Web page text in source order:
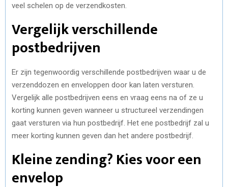
veel schelen op de verzendkosten.
Vergelijk verschillende
postbedrijven
Er zijn tegenwoordig verschillende postbedrijven waar u de
verzenddozen en enveloppen door kan laten versturen.
Vergelijk alle postbedrijven eens en vraag eens na of ze u
korting kunnen geven wanneer u structureel verzendingen
gaat versturen via hun postbedrijf. Het ene postbedrijf zal u
meer korting kunnen geven dan het andere postbedrijf.
Kleine zending? Kies voor een
envelop